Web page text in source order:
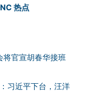
热点
官宣胡春华接班
习近平下台，汪洋